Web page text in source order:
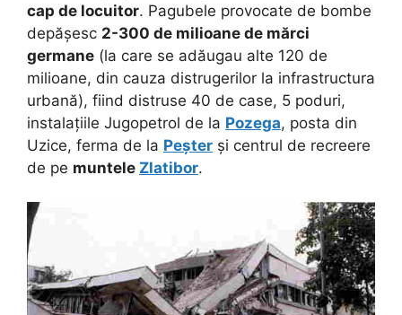
cap de locuitor. Pagubele provocate de bombe
depășesc 2-300 de milioane de mărci
germane (la care se adăugau alte 120 de
milioane, din cauza distrugerilor la infrastructura
urbană), fiind distruse 40 de case, 5 poduri,
instalațiile Jugopetrol de la Pozega, posta din
Uzice, ferma de la Peșter și centrul de recreere
de pe muntele Zlatibor.